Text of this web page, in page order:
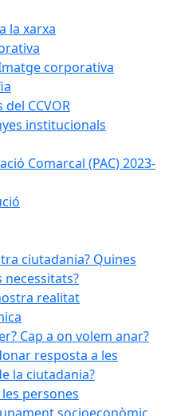
la xarxa
corporativa
CCVOR
institucionals
Comarcal (PAC) 2023-
ciutadania? Quines
necessitats?
realitat
Cap a on volem anar?
resposta a les
la ciutadania?
persones